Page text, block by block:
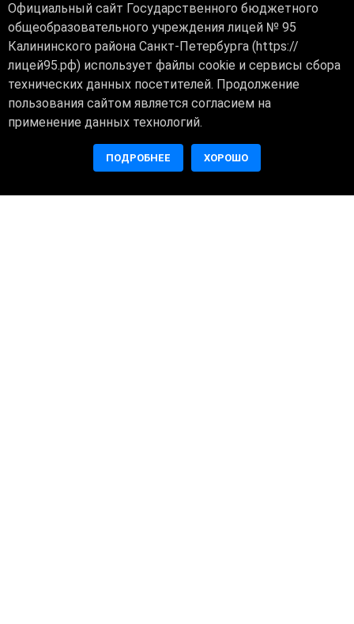
Официальный сайт Государственного бюджетного
общеобразовательного учреждения лицей № 95
Калининского района Санкт-Петербурга (https://
лицей95.рф) использует файлы cookie и сервисы сбора
технических данных посетителей. Продолжение
пользования сайтом является согласием на
применение данных технологий.
ПОДРОБНЕЕ ХОРОШО